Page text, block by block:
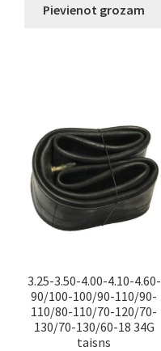
Pievienot grozam
3.25-3.50-4.00-4.10-4.60-
90/100-100/90-110/90-
110/80-110/70-120/70-
130/70-130/60-18 34G
taisns